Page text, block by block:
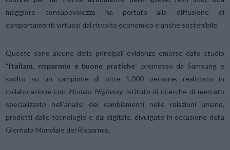
maggiore consapevolezza ha portato alla diffusione di
comportamenti virtuosi dal risvolto economico e anche sostenibile.
Queste sono alcune delle principali evidenze emerse dallo studio
“Italiani, risparmio e buone pratiche” promosso da Samsung e
svolto su un campione di oltre 1.000 persone, realizzato in
collaborazione con Human Highway, istituto di ricerche di mercato
specializzato nell’analisi dei cambiamenti nelle relazioni umane,
prodotti dalle tecnologie e dal digitale, divulgate in occasione della
Giornata Mondiale del Risparmio.